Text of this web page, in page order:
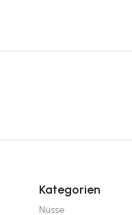
Kategorien
Nüsse